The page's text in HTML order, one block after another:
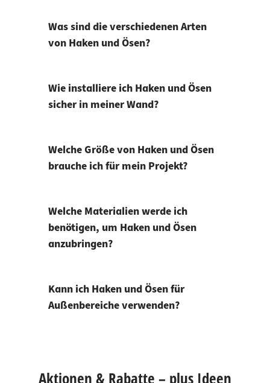
Was sind die verschiedenen Arten
von Haken und Ösen?
Wie installiere ich Haken und Ösen
sicher in meiner Wand?
Welche Größe von Haken und Ösen
brauche ich für mein Projekt?
Welche Materialien werde ich
benötigen, um Haken und Ösen
anzubringen?
Kann ich Haken und Ösen für
Außenbereiche verwenden?
Aktionen & Rabatte – plus Ideen